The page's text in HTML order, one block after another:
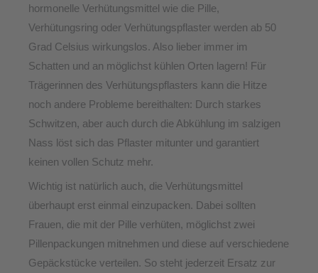
hormonelle Verhütungsmittel wie die Pille,
Verhütungsring oder Verhütungspflaster werden ab 50
Grad Celsius wirkungslos. Also lieber immer im
Schatten und an möglichst kühlen Orten lagern! Für
Trägerinnen des Verhütungspflasters kann die Hitze
noch andere Probleme bereithalten: Durch starkes
Schwitzen, aber auch durch die Abkühlung im salzigen
Nass löst sich das Pflaster mitunter und garantiert
keinen vollen Schutz mehr.
Wichtig ist natürlich auch, die Verhütungsmittel
überhaupt erst einmal einzupacken. Dabei sollten
Frauen, die mit der Pille verhüten, möglichst zwei
Pillenpackungen mitnehmen und diese auf verschiedene
Gepäckstücke verteilen. So steht jederzeit Ersatz zur